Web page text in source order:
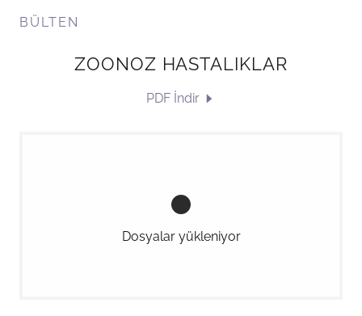
BÜLTEN
ZOONOZ HASTALIKLAR
PDF İndir
Dosyalar yükleniyor